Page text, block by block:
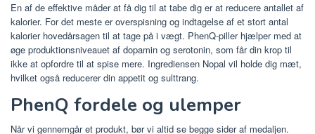
En af de effektive måder at få dig til at tabe dig er at reducere antallet af
kalorier. For det meste er overspisning og indtagelse af et stort antal
kalorier hovedårsagen til at tage på i vægt. PhenQ-piller hjælper med at
øge produktionsniveauet af dopamin og serotonin, som får din krop til
ikke at opfordre til at spise mere. Ingrediensen Nopal vil holde dig mæt,
hvilket også reducerer din appetit og sulttrang.
PhenQ fordele og ulemper
Når vi gennemgår et produkt, bør vi altid se begge sider af medaljen.